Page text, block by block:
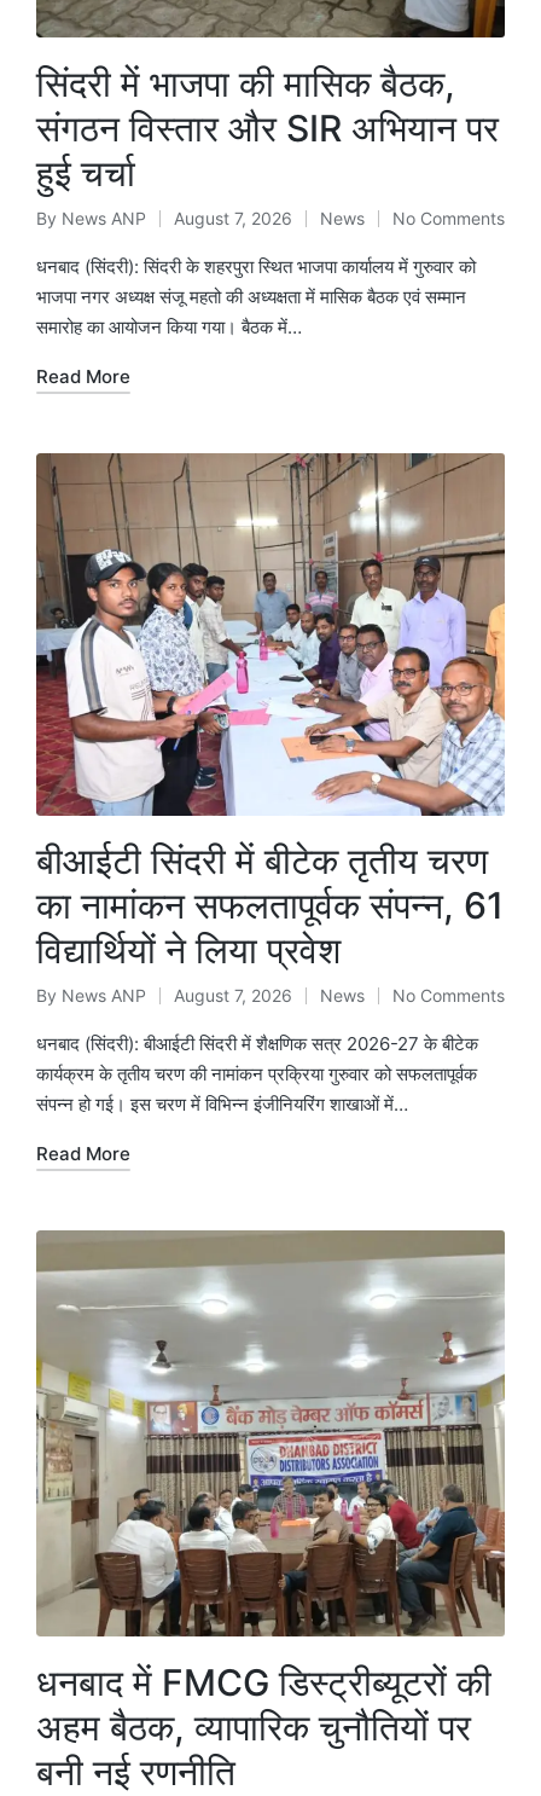
सिंदरी में भाजपा की मासिक बैठक,
संगठन विस्तार और SIR अभियान पर
हुई चर्चा
Posted
by
By News ANP August 7, 2026
Posted
in
News No Comments
धनबाद (सिंदरी): सिंदरी के शहरपुरा स्थित भाजपा कार्यालय में गुरुवार को
भाजपा नगर अध्यक्ष संजू महतो की अध्यक्षता में मासिक बैठक एवं सम्मान
समारोह का आयोजन किया गया। बैठक में…
Read More
बीआईटी सिंदरी में बीटेक तृतीय चरण
का नामांकन सफलतापूर्वक संपन्न, 61
विद्यार्थियों ने लिया प्रवेश
Posted
by
By News ANP August 7, 2026
Posted
in
News No Comments
धनबाद (सिंदरी): बीआईटी सिंदरी में शैक्षणिक सत्र 2026-27 के बीटेक
कार्यक्रम के तृतीय चरण की नामांकन प्रक्रिया गुरुवार को सफलतापूर्वक
संपन्न हो गई। इस चरण में विभिन्न इंजीनियरिंग शाखाओं में…
Read More
धनबाद में FMCG डिस्ट्रीब्यूटरों की
अहम बैठक, व्यापारिक चुनौतियों पर
बनी नई रणनीति